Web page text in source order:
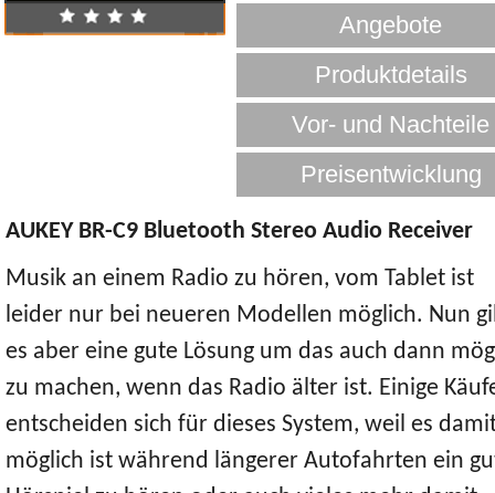
AUKEY BR-C9 Bluetooth Stereo Audio Receiver
Musik an einem Radio zu hören, vom Tablet ist
leider nur bei neueren Modellen möglich. Nun
es aber eine gute Lösung um das auch dann
zu machen, wenn das Radio älter ist. Einige
entscheiden sich für dieses System, weil es
möglich ist während längerer Autofahrten ein